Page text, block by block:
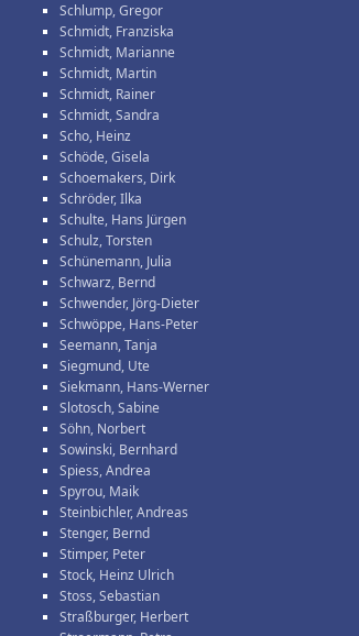
Schlump, Gregor
Schmidt, Franziska
Schmidt, Marianne
Schmidt, Martin
Schmidt, Rainer
Schmidt, Sandra
Scho, Heinz
Schöde, Gisela
Schoemakers, Dirk
Schröder, Ilka
Schulte, Hans Jürgen
Schulz, Torsten
Schünemann, Julia
Schwarz, Bernd
Schwender, Jörg-Dieter
Schwöppe, Hans-Peter
Seemann, Tanja
Siegmund, Ute
Siekmann, Hans-Werner
Slotosch, Sabine
Söhn, Norbert
Sowinski, Bernhard
Spiess, Andrea
Spyrou, Maik
Steinbichler, Andreas
Stenger, Bernd
Stimper, Peter
Stock, Heinz Ulrich
Stoss, Sebastian
Straßburger, Herbert